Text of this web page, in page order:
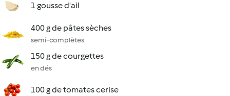
1 gousse d'ail
400 g de pâtes sèches
semi-complètes
150 g de courgettes
en dés
100 g de tomates cerise